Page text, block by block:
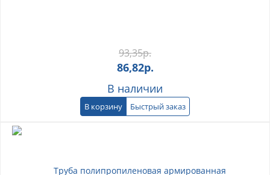
93,35р.
86,82р.
В наличии
В корзину Быстрый заказ